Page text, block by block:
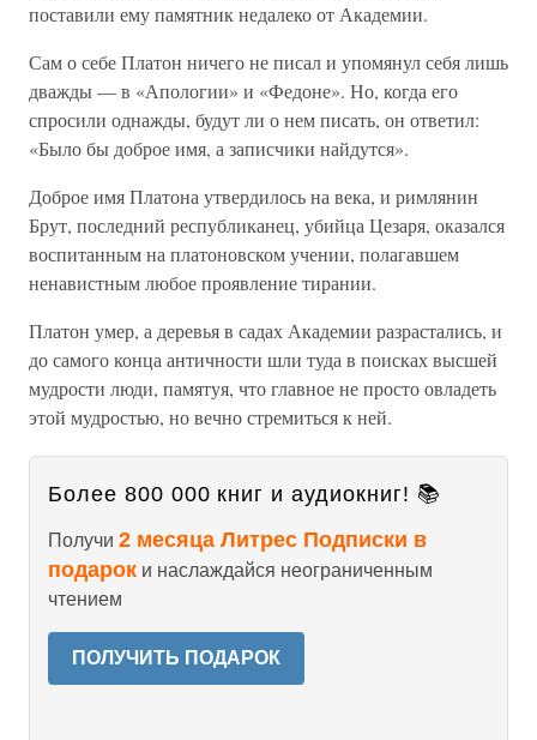
поставили ему памятник недалеко от Академии.
Сам о себе Платон ничего не писал и упомянул себя лишь
дважды — в «Апологии» и «Федоне». Но, когда его
спросили однажды, будут ли о нем писать, он ответил:
«Было бы доброе имя, а записчики найдутся».
Доброе имя Платона утвердилось на века, и римлянин
Брут, последний республиканец, убийца Цезаря, оказался
воспитанным на платоновском учении, полагавшем
ненавистным любое проявление тирании.
Платон умер, а деревья в садах Академии разрастались, и
до самого конца античности шли туда в поисках высшей
мудрости люди, памятуя, что главное не просто овладеть
этой мудростью, но вечно стремиться к ней.
Более 800 000 книг и аудиокниг! 📚
Получи 2 месяца Литрес Подписки в
подарок и наслаждайся неограниченным
чтением
ПОЛУЧИТЬ ПОДАРОК